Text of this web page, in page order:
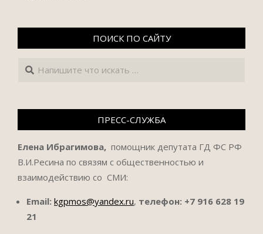
ПОИСК ПО САЙТУ
Поиск
ПРЕСС-СЛУЖБА
Елена Ибрагимова, помощник депутата ГД ФС РФ
В.И.Ресина по связям с общественностью и
взаимодействию со СМИ:
Email: kgpmos@yandex.ru, телефон: +7 916 628 19
21